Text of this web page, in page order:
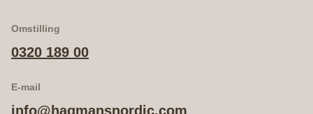
Omstilling
0320 189 00
E-mail
info@hagmansnordic.com